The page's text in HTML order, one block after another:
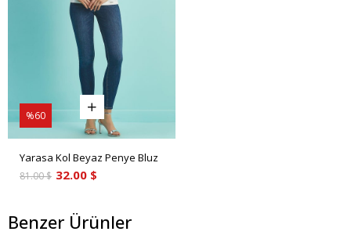
Yarasa Kol Beyaz Penye Bluz
32.00 $
81.00 $
%60
Benzer Ürünler